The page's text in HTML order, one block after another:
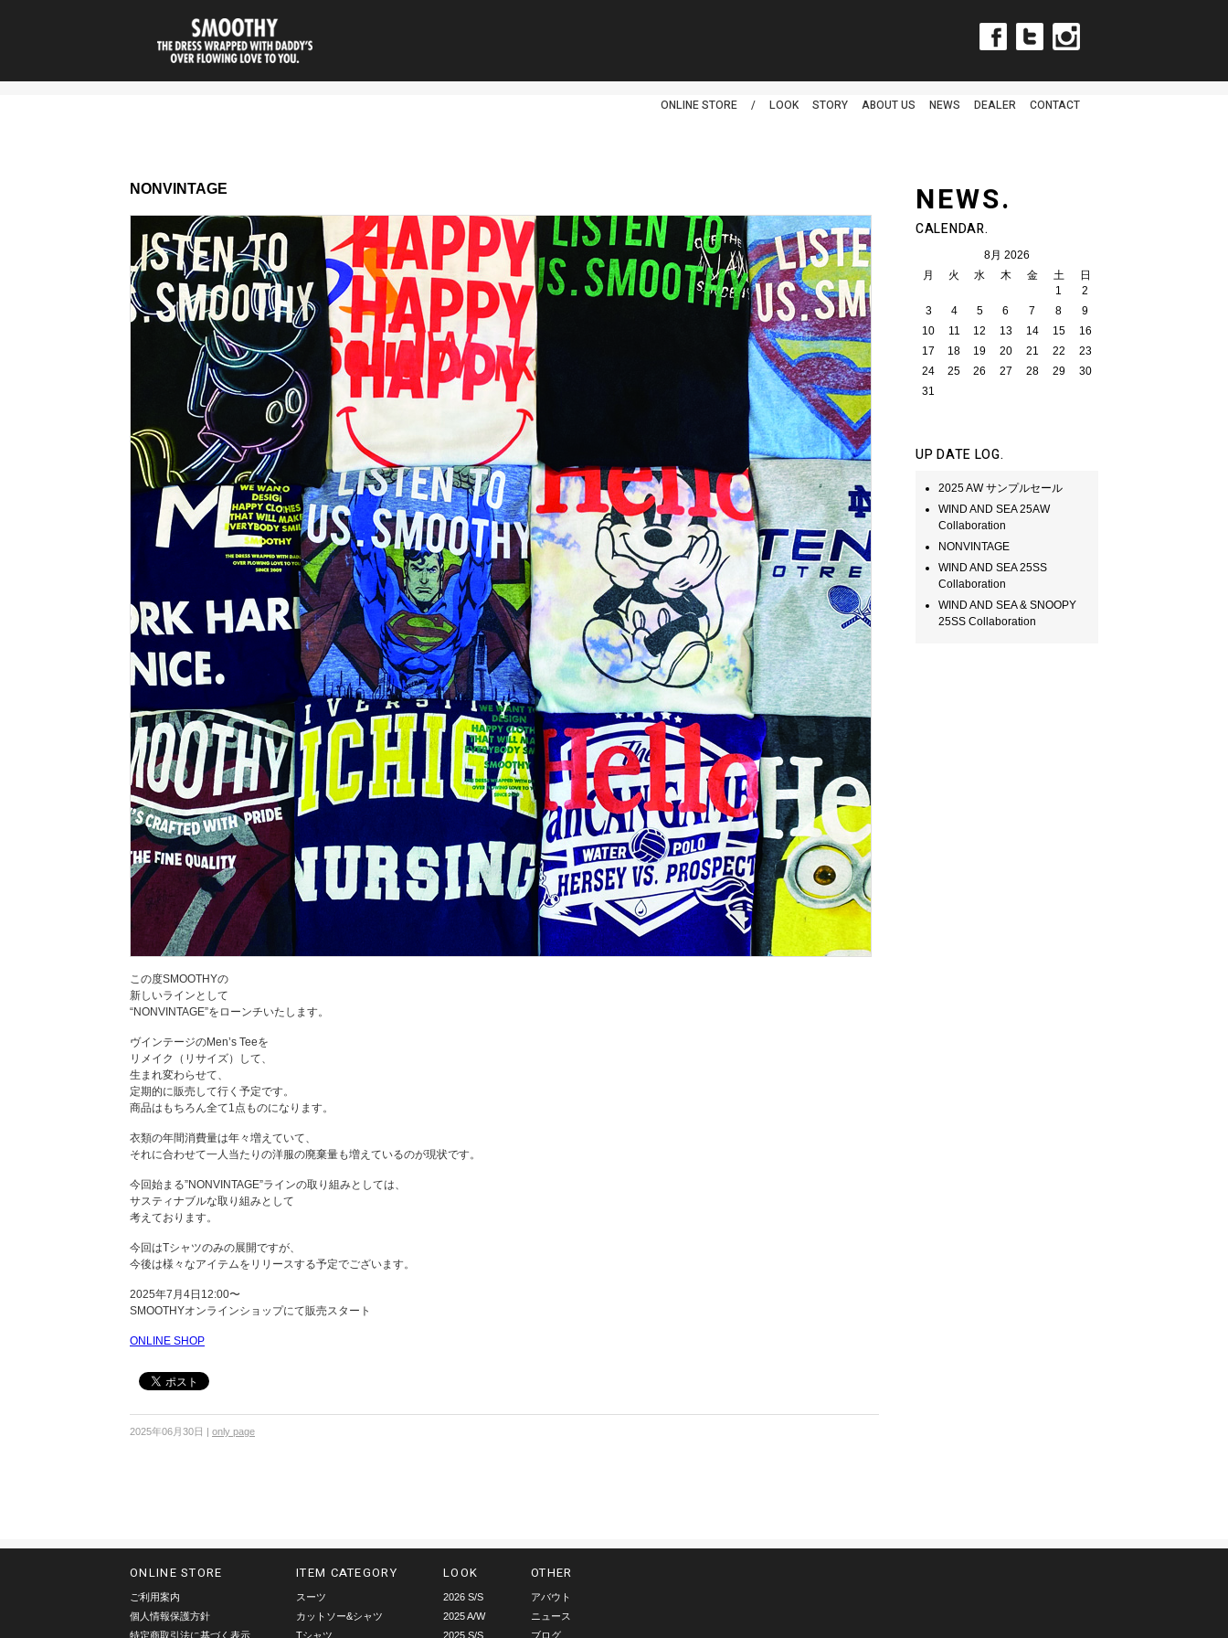
Facebook
Twitter
ONLINE STORE / LOOK STORY ABOUT US NEWS DEALER CONTACT
NONVINTAGE
この度SMOOTHYの
新しいラインとして
“NONVINTAGE”をローンチいたします。
ヴインテージのMen’s Teeを
リメイク（リサイズ）して、
生まれ変わらせて、
定期的に販売して行く予定です。
商品はもちろん全て1点ものになります。
衣類の年間消費量は年々増えていて、
それに合わせて一人当たりの洋服の廃棄量も増えているのが現状です。
今回始まる”NONVINTAGE”ラインの取り組みとしては、
サスティナブルな取り組みとして
考えております。
今回はTシャツのみの展開ですが、
今後は様々なアイテムをリリースする予定でございます。
2025年7月4日12:00〜
SMOOTHYオンラインショップにて販売スタート
ONLINE SHOP
2025年06月30日 | only page
NEWS.
CALENDAR.
8月 2026
月
火 水 木 金 土
日
1
2
3
4 5 6 7 8
9
10
11 12 13 14 15
16
17
18 19 20 21 22
23
24
25 26 27 28 29
30
31
UP DATE LOG.
2025 AW サンプルセール
WIND AND SEA 25AW
Collaboration
NONVINTAGE
WIND AND SEA 25SS
Collaboration
WIND AND SEA & SNOOPY
25SS Collaboration
ONLINE STORE
ご利用案内
個人情報保護方針
特定商取引法に基づく表示
ITEM CATEGORY
スーツ
カットソー&シャツ
Tシャツ
LOOK
2026 S/S
2025 A/W
2025 S/S
OTHER
アバウト
ニュース
ブログ